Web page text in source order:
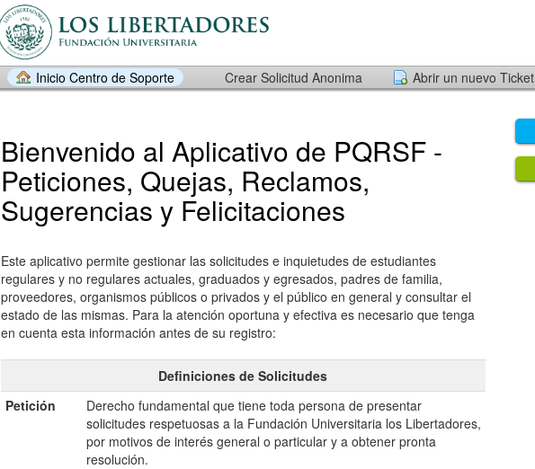
Inicio Centro de Soporte Crear Solicitud Anonima Abrir un nuevo Ticket
Bienvenido al Aplicativo de PQRSF -
Peticiones, Quejas, Reclamos,
Sugerencias y Felicitaciones
Este aplicativo permite gestionar las solicitudes e inquietudes de estudiantes
regulares y no regulares actuales, graduados y egresados, padres de familia,
proveedores, organismos públicos o privados y el público en general y consultar el
estado de las mismas. Para la atención oportuna y efectiva es necesario que tenga
en cuenta esta información antes de su registro:
Definiciones de Solicitudes
Petición
Derecho fundamental que tiene toda persona de presentar
solicitudes respetuosas a la Fundación Universitaria los Libertadores,
por motivos de interés general o particular y a obtener pronta
resolución.